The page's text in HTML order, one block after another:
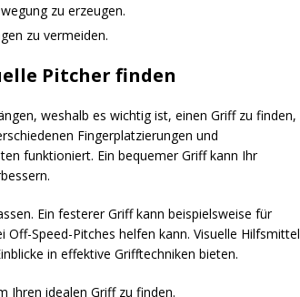
zu erzeugen.
zu vermeiden.
Pitcher finden
weshalb es wichtig ist, einen Griff zu finden,
Fingerplatzierungen und
funktioniert. Ein bequemer Griff kann Ihr
Ein festerer Griff kann beispielsweise für
Speed-Pitches helfen kann. Visuelle Hilfsmittel
in effektive Grifftechniken bieten.
Ihren idealen Griff zu finden.